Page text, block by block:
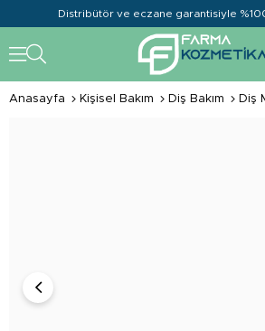
Distribütör ve eczane garantisiyle
Anasayfa Kişisel Bakım Diş Bakım Diş